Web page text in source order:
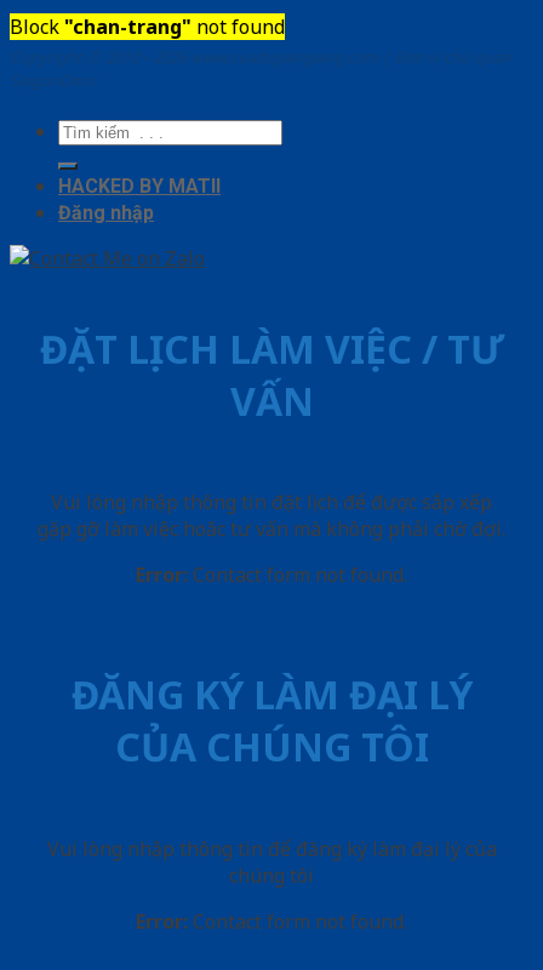
Block "chan-trang" not found
Copyright ⓒ 2010 – 2026 www.cuadepangiang.com | Đơn vị chủ quản
SaigonDoor
Tìm
kiếm:
HACKED BY MATII
Đăng nhập
ĐẶT LỊCH LÀM VIỆC / TƯ
VẤN
Vui lòng nhập thông tin đặt lịch để được sắp xếp
gặp gỡ làm việc hoăc tư vấn mà không phải chờ đợi.
Error: Contact form not found.
ĐĂNG KÝ LÀM ĐẠI LÝ
CỦA CHÚNG TÔI
Vui lòng nhập thông tin để đăng ký làm đại lý của
chúng tôi
Error: Contact form not found.